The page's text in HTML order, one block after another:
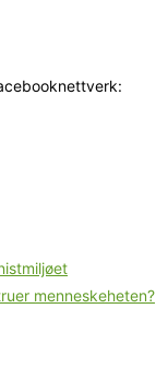
menneskeheten?